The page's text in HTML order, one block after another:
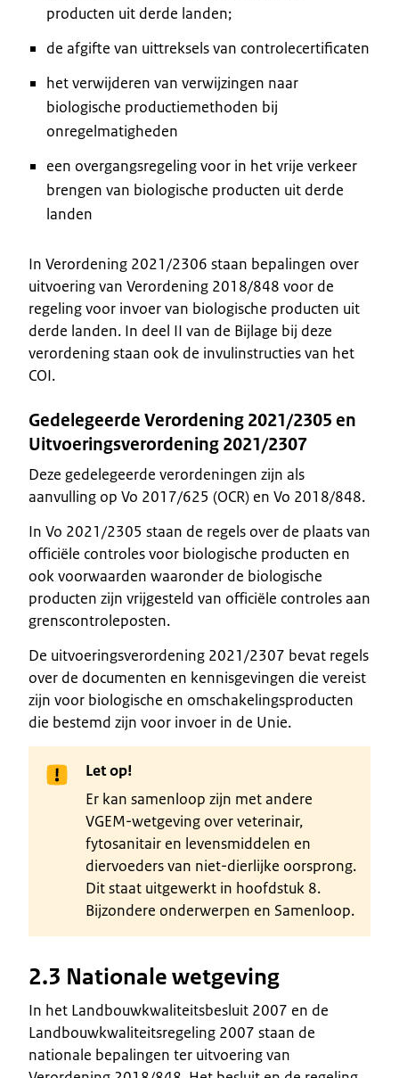
producten uit derde landen;
de afgifte van uittreksels van controlecertificaten
het verwijderen van verwijzingen naar
biologische productiemethoden bij
onregelmatigheden
een overgangsregeling voor in het vrije verkeer
brengen van biologische producten uit derde
landen
In Verordening 2021/2306 staan bepalingen over
uitvoering van Verordening 2018/848 voor de
regeling voor invoer van biologische producten uit
derde landen. In deel II van de Bijlage bij deze
verordening staan ook de invulinstructies van het
COI.
Gedelegeerde Verordening 2021/2305 en
Uitvoeringsverordening 2021/2307
Deze gedelegeerde verordeningen zijn als
aanvulling op Vo 2017/625 (OCR) en Vo 2018/848.
In Vo 2021/2305 staan de regels over de plaats van
officiële controles voor biologische producten en
ook voorwaarden waaronder de biologische
producten zijn vrijgesteld van officiële controles aan
grenscontroleposten.
De uitvoeringsverordening 2021/2307 bevat regels
over de documenten en kennisgevingen die vereist
zijn voor biologische en omschakelingsproducten
die bestemd zijn voor invoer in de Unie.
Let op!
Er kan samenloop zijn met andere
VGEM-wetgeving over veterinair,
fytosanitair en levensmiddelen en
diervoeders van niet-dierlijke oorsprong.
Dit staat uitgewerkt in hoofdstuk 8.
Bijzondere onderwerpen en Samenloop.
2.3 Nationale wetgeving
In het Landbouwkwaliteitsbesluit 2007 en de
Landbouwkwaliteitsregeling 2007 staan de
nationale bepalingen ter uitvoering van